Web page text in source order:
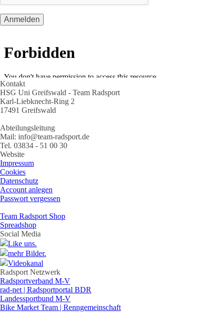
Kontakt
HSG Uni Greifswald - Team Radsport
Karl-Liebknecht-Ring 2
17491 Greifswald
Abteilungsleitung
Mail: info@team-radsport.de
Tel. 03834 - 51 00 30
Website
Impressum
Cookies
Datenschutz
Account anlegen
Passwort vergessen
Team Radsport Shop
Spreadshop
Social Media
Like uns.
mehr Bilder.
Videokanal
Radsport Netzwerk
Radsportverband M-V
rad-net | Radsportportal BDR
Landessportbund M-V
Bike Market Team | Renngemeinschaft